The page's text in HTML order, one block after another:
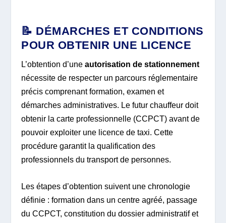
📝 DÉMARCHES ET CONDITIONS
POUR OBTENIR UNE LICENCE
L’obtention d’uneautorisation de stationnement
nécessite de respecter un parcours réglementaire
précis comprenant formation, examen et
démarches administratives. Le futur chauffeur doit
obtenir la carte professionnelle (CCPCT) avant de
pouvoir exploiter une licence de taxi. Cette
procédure garantit la qualification des
professionnels du transport de personnes.
Les étapes d’obtention suivent une chronologie
définie : formation dans un centre agréé, passage
du CCPCT, constitution du dossier administratif et